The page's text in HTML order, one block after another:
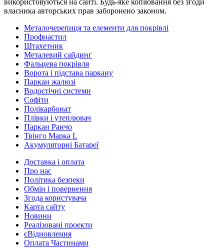
використовуються на сайті. Будь-яке копіювання без згоди
власника авторських прав заборонено законом.
Металочерепиця та елементи для покрівлі
Профнастил
Штахетник
Металевий сайдинг
Фальцева покрівля
Ворота і підстава паркану
Паркан жалюзі
Водостічні системи
Софіти
Полікарбонат
Плівки і утеплювач
Паркан Ранчо
Твінго Марка L
Акумуляторні Батареї
Доставка і оплата
Про нас
Політика безпеки
Обмін і повернення
Згода користувача
Карта сайту
Новини
Реалізовані проекти
єВідновлення
Оплата Частинами